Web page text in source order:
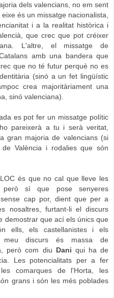
dels valencians, no em sent
és un missatge nacionalista,
i a la realitat històrica i
que crec que pot créixer
L'altre, el missatge de
amb una bandera que
que no té futur perquè no es
(sinó a un fet lingüístic
crea majoritàriament una
sinó valenciana).
es pot fer un missatge polític
pareixerà a tu i serà veritat,
gran majoria de valencians (si
València i rodalies que són
és que no cal que lleve les
però sí que pose senyeres
cap por, dient que per a
nosaltres, furtant-li el discurs
demostrar que ací els únics que
ells, els castellanistes i els
meu discurs és massa de
però com diu Dani qui ha de
Les potencialitats per a fer
comarques de l'Horta, les
grans i són les més poblades